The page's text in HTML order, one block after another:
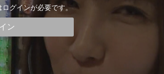
ログインが必要です。
ン